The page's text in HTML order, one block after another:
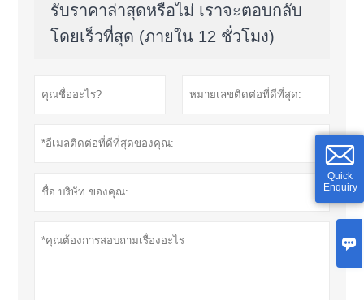

Quick
Enquiry
รับราคาล่าสุดหรือไม่ เราจะตอบกลับ
โดยเร็วที่สุด (ภายใน 12 ชั่วโมง)